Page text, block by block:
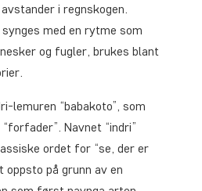
i regnskogen.
med en rytme som
og fugler, brukes blant
lemuren “babakoto”, som
Navnet “indri”
ordet for “se, der er
oppsto på grunn av en